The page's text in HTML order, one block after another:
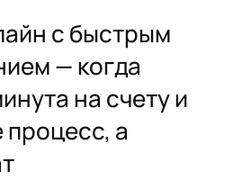
с быстрым
— когда
на счету и
а